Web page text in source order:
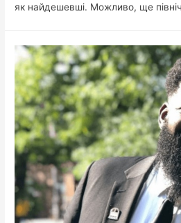
як найдешевші. Можливо, ще